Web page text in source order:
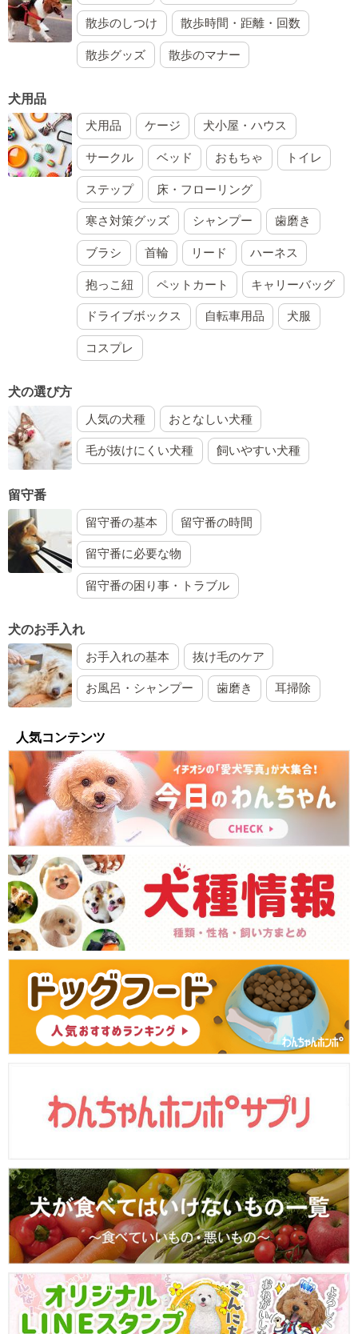
散歩のしつけ 散歩時間・距離・回数
散歩グッズ 散歩のマナー
犬用品
犬用品 ケージ 犬小屋・ハウス
サークル ベッド おもちゃ トイレ
ステップ 床・フローリング
寒さ対策グッズ シャンプー 歯磨き
ブラシ 首輪 リード ハーネス
抱っこ紐 ペットカート キャリーバッグ
ドライブボックス 自転車用品 犬服
コスプレ
犬の選び方
人気の犬種 おとなしい犬種
毛が抜けにくい犬種 飼いやすい犬種
留守番
留守番の基本 留守番の時間
留守番に必要な物
留守番の困り事・トラブル
犬のお手入れ
お手入れの基本 抜け毛のケア
お風呂・シャンプー 歯磨き 耳掃除
人気コンテンツ